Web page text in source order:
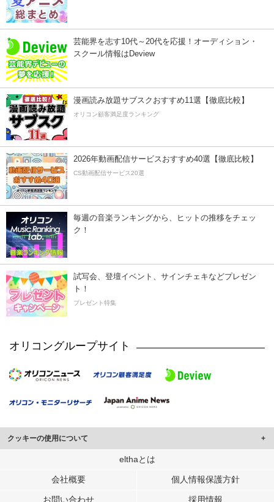
芸能界を志す10代～20代を応援！オーディション・
スクール情報はDeview
漫画読み放題サブスクおすすめ11選【徹底比較】
オリコン顧客満足度ランキング
2026年動画配信サービスおすすめ40選【徹底比較】
CS動画配信サービス20選
毎週の音楽ランキングから、ヒットの推移をチェッ
ク！
試写会、登壇イベント、サインチェキなどプレゼン
ト！
プレゼント特集
オリコングループサイト
クッキーの使用について
このサイトでは Cookie を使用して、ユーザーに合わせたコンテンツや広告の
行っています。
メディアや広告配信、データ解析の各パートナーに提供しています。
elthaとは
会社概要 個人情報保護方針
お問い合わせ 採用情報